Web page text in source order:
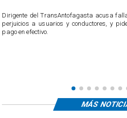
​Dirigente del TransAntofagasta acusa
perjuicios a usuarios y conductores, y
pago en efectivo.
MÁS